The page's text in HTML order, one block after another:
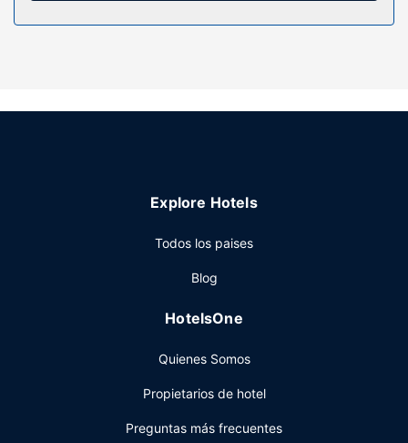
libre. Tienes también una terraza y jardín donde sentarte a
un desayuno bufé gratuito todos los días de 07:00 a
Tendrás un centro de negocios abierto las 24 horas,
disposición. Hay un aparcamiento sin asistencia gratuito
Explore Hotels
Todos los paises
Blog
HotelsOne
Quienes Somos
Propietarios de hotel
Preguntas más frecuentes